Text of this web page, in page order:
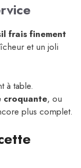
frais finement
et un joli
à table.
croquante, ou
plus complet.